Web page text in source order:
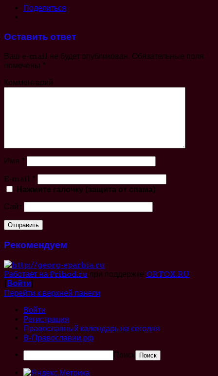
Поделиться
Оставить ответ
Ваш e-mail не будет опубликован. Обязательные поля
помечены *
Комментарий
Имя *
E-mail *
Нажмите галочку (защита от спама)
Сайт
Рекомендуем
Работает на Prihod.ru при поддержке ORTOX.RU
[Войти]
Перейти к верхней панели
Войти
Регистрация
Православный календарь на сегодня
В-Православии.рф
Поиск